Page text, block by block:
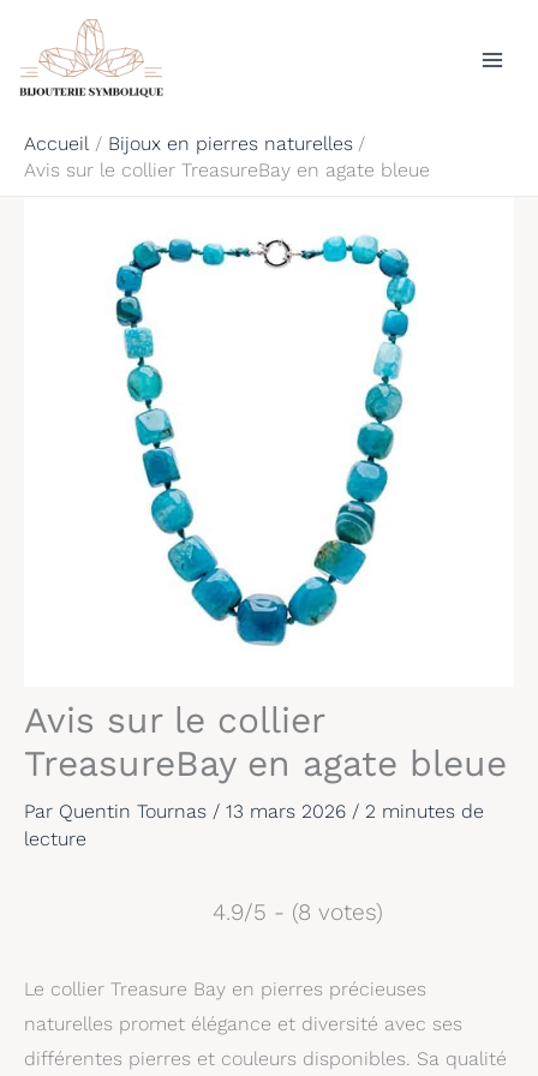
contenu
Accueil
Bijoux en pierres naturelles
Avis sur le collier TreasureBay en agate bleue
Avis sur le collier
TreasureBay en agate bleue
Par Quentin Tournas / 13 mars 2026 / 2 minutes de
lecture
4.9/5 - (8 votes)
Le collier Treasure Bay en pierres précieuses
naturelles promet élégance et diversité avec ses
différentes pierres et couleurs disponibles. Sa qualité
Rechercher